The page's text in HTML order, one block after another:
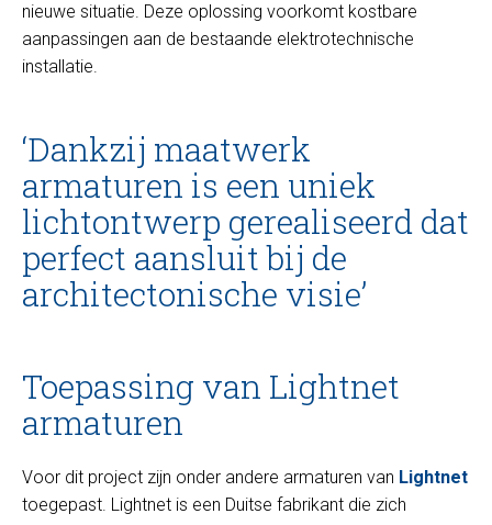
nieuwe situatie. Deze oplossing voorkomt kostbare
aanpassingen aan de bestaande elektrotechnische
installatie.
‘Dankzij maatwerk
armaturen is een uniek
lichtontwerp gerealiseerd dat
perfect aansluit bij de
architectonische visie’
Toepassing van Lightnet
armaturen
Voor dit project zijn onder andere armaturen van Lightnet
toegepast. Lightnet is een Duitse fabrikant die zich